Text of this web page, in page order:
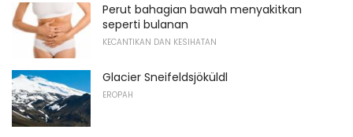
Perut bahagian bawah menyakitkan
seperti bulanan
KECANTIKAN DAN KESIHATAN
Glacier Sneifeldsjöküldl
EROPAH